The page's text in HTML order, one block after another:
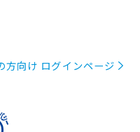
方向け ログインページ